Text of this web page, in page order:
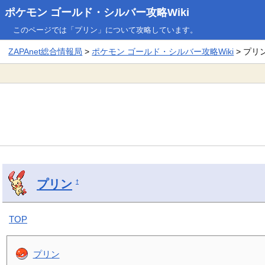
ポケモン ゴールド・シルバー攻略Wiki
このページでは「プリン」について攻略しています。
ZAPAnet総合情報局 >ポケモン ゴールド・シルバー攻略Wiki > プリ
プリン †
TOP
プリン